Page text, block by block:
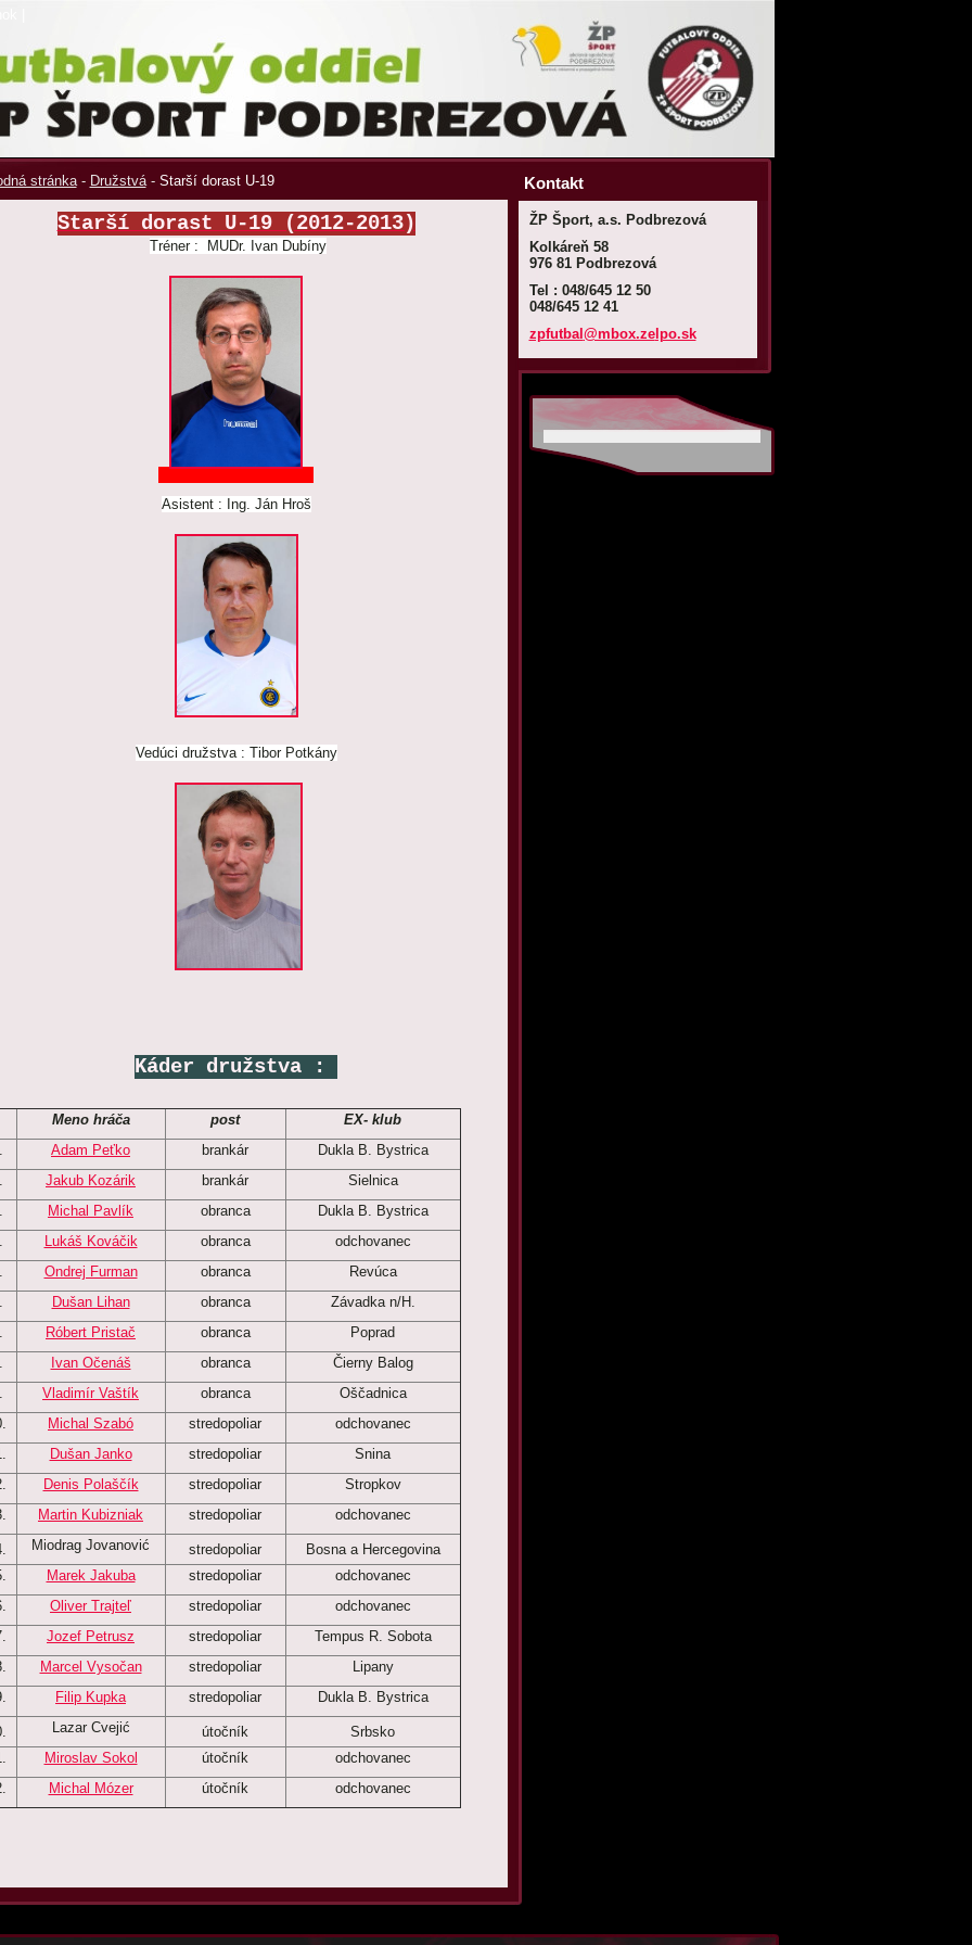
stránka - Družstvá - Starší dorast U-19
Starší dorast U-19 (2012-2013)
Tréner : MUDr. Ivan Dubíny
Asistent : Ing. Ján Hroš
Vedúci družstva : Tibor Potkány
Káder družstva :
Meno hráča post
EX- klub
Adam Peťko brankár
Dukla B. Bystrica
Jakub Kozárik brankár
Sielnica
Michal Pavlík obranca
Dukla B. Bystrica
Lukáš Kováčik obranca
odchovanec
Ondrej Furman obranca
Revúca
Dušan Lihan obranca
Závadka n/H.
Róbert Pristač obranca
Poprad
Ivan Očenáš obranca
Čierny Balog
Vladimír Vaštík obranca
Oščadnica
Michal Szabó stredopoliar
odchovanec
Dušan Janko stredopoliar
Snina
Denis Polaščík stredopoliar
Stropkov
Martin Kubizniak stredopoliar odchovanec
Miodrag Jovanović stredopoliar
Bosna a Hercegovina
Marek Jakuba stredopoliar
odchovanec
Oliver Trajteľ stredopoliar
odchovanec
Jozef Petrusz stredopoliar
Tempus R. Sobota
Marcel Vysočan stredopoliar
Lipany
Filip Kupka stredopoliar Dukla B. Bystrica
Lazar Cvejić útočník
Srbsko
Miroslav Sokol útočník
odchovanec
Michal Mózer útočník odchovanec
Kontakt
ŽP Šport, a.s. Podbrezová
Kolkáreň 58
976 81 Podbrezová
Tel : 048/645 12 50
048/645 12 41
zpfutbal @mbox.zelpo.sk